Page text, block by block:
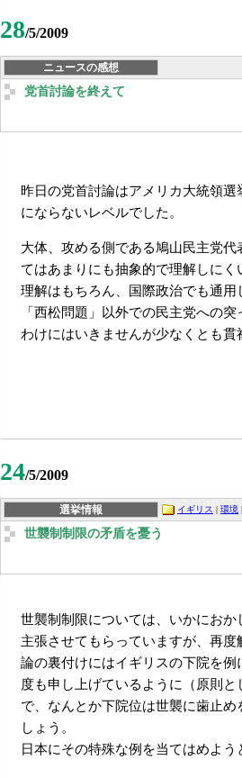
28/5/2009
ニュースの感想
党首討論を終えて
昨日の党首討論はアメリカ大統領
にならないレベルでした。
大体、攻める側である鳩山民主党
てはあまりにも抽象的で理解しに
理解はもちろん、国際政治でも通
「西松問題」以外での民主党への
わけにはいきませんが少なくとも
24/5/2009
選挙情報 イギリス | 環境 |
世襲制制限の矛盾を憂う
世襲制制限については、いかにおか
主張させてもらっていますが、再
論の裏付けにはイギリスの下院を
度も申し上げているように（原則
で、なんとか下院位は世襲に歯止
しょう。
日本にその特殊な例を当てはめよ